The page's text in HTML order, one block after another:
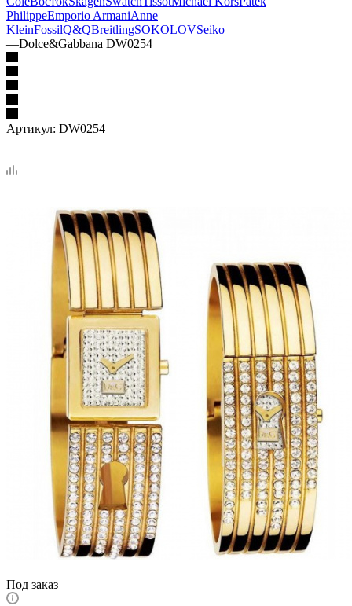
PhilippeEmporio ArmaniAnne
KleinFossilQ&QBreitlingSOKOLOVSeiko
—Dolce&Gabbana DW0254
Артикул: DW0254
Под заказ